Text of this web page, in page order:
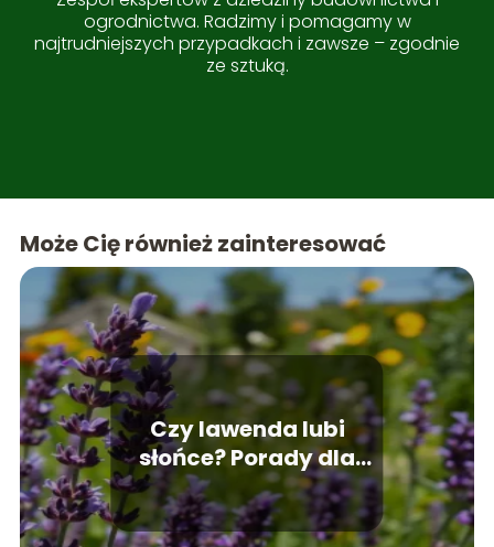
ogrodnictwa. Radzimy i pomagamy w
najtrudniejszych przypadkach i zawsze – zgodnie
ze sztuką.
Może Cię również zainteresować
Czy lawenda lubi
słońce? Porady dla
amatorów uprawy
roślin